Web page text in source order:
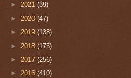
► 2021 (39)
► 2020 (47)
► 2019 (138)
► 2018 (175)
► 2017 (256)
► 2016 (410)